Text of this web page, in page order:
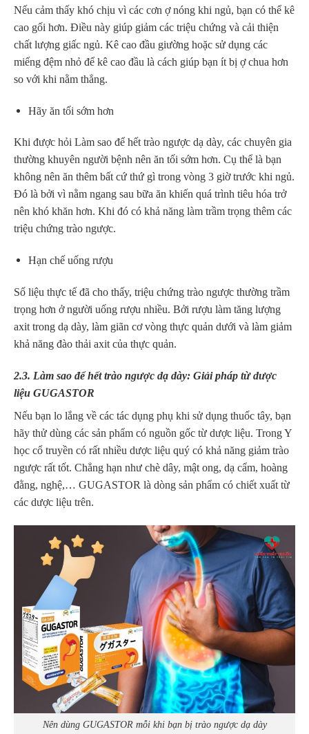
Nếu cảm thấy khó chịu vì các cơn ợ nóng khi ngủ, bạn có thể kê
cao gối hơn. Điều này giúp giảm các triệu chứng và cải thiện
chất lượng giấc ngủ. Kê cao đầu giường hoặc sử dụng các
miếng đệm nhỏ để kê cao đầu là cách giúp bạn ít bị ợ chua hơn
so với khi nằm thẳng.
Hãy ăn tối sớm hơn
Khi được hỏi Làm sao để hết trào ngược dạ dày, các chuyên gia
thường khuyên người bệnh nên ăn tối sớm hơn. Cụ thể là bạn
không nên ăn thêm bất cứ thứ gì trong vòng 3 giờ trước khi ngủ.
Đó là bởi vì nằm ngang sau bữa ăn khiến quá trình tiêu hóa trở
nên khó khăn hơn. Khi đó có khả năng làm trầm trọng thêm các
triệu chứng trào ngược.
Hạn chế uống rượu
Số liệu thực tế đã cho thấy, triệu chứng trào ngược thường trầm
trọng hơn ở người uống rượu nhiều. Bởi rượu làm tăng lượng
axit trong dạ dày, làm giãn cơ vòng thực quản dưới và làm giảm
khả năng đào thải axit của thực quản.
2.3. Làm sao để hết trào ngược dạ dày: Giải pháp từ dược
liệu GUGASTOR
Nếu bạn lo lắng về các tác dụng phụ khi sử dụng thuốc tây, bạn
hãy thử dùng các sản phẩm có nguồn gốc từ dược liệu. Trong Y
học cổ truyền có rất nhiều dược liệu quý có khả năng giảm trào
ngược rất tốt. Chẳng hạn như chè dây, mật ong, dạ cẩm, hoàng
đằng, nghệ,… GUGASTOR là dòng sản phẩm có chiết xuất từ
các dược liệu trên.
Nên dùng GUGASTOR mỗi khi bạn bị trào ngược dạ dày